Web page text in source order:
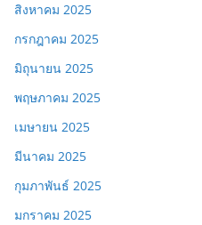
สิงหาคม 2025
กรกฎาคม 2025
มิถุนายน 2025
พฤษภาคม 2025
เมษายน 2025
มีนาคม 2025
กุมภาพันธ์ 2025
มกราคม 2025